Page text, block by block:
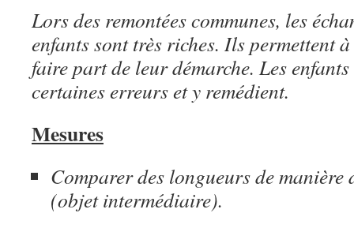
Lors des remontées communes, les
enfants sont très riches. Ils permettent
faire part de leur démarche. Les
certaines erreurs et y remédient.
Mesures
Comparer des longueurs de manière
(objet intermédiaire).